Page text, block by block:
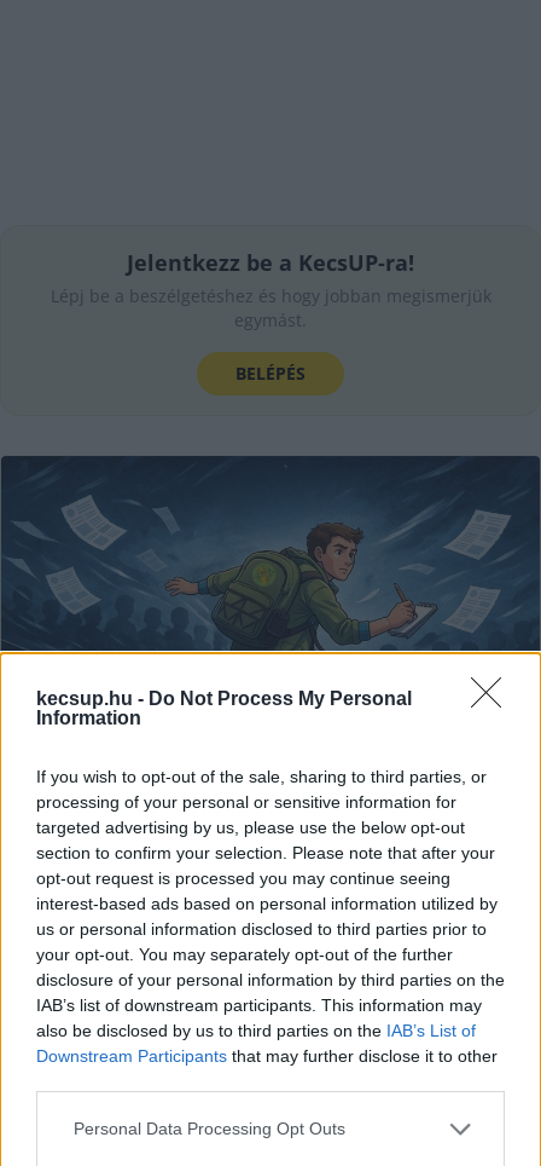
kecsup.hu - Do Not Process My Personal
Information
If you wish to opt-out of the sale, sharing to third parties, or
processing of your personal or sensitive information for
targeted advertising by us, please use the below opt-out
section to confirm your selection. Please note that after your
opt-out request is processed you may continue seeing
interest-based ads based on personal information utilized by
us or personal information disclosed to third parties prior to
your opt-out. You may separately opt-out of the further
disclosure of your personal information by third parties on the
IAB’s list of downstream participants. This information may
also be disclosed by us to third parties on the IAB’s List of
Downstream Participants that may further disclose it to other
Please note that this website/app uses one or more Google
Personal Data Processing Opt Outs
Jelentkezz be a KecsUP-ra!
Lépj be a beszélgetéshez és hogy jobban megismerjük
egymást.
BELÉPÉS
A KecsUP Hírek rendszerváltása – itt
az olvasókkal közösen megalkotott
előfizetői rendszer
Az évek során egyre inkább bizonyosságot nyert, hogy
valóban van igény a Kecskemét és környékén az életünkre
befolyással lévő ügyek objektív és alapos bemutatására.
KH A O KecsUP Hírek ,Alter Olga 2026. 06. 17.